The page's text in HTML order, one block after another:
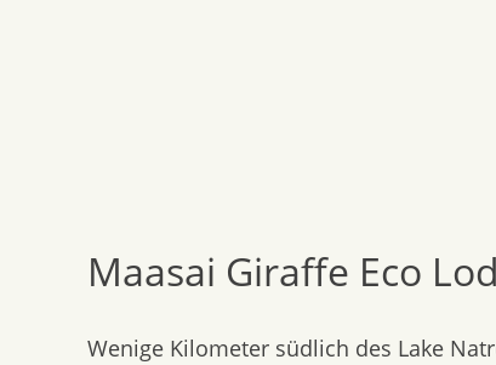
Maasai Giraffe Eco
Wenige Kilometer südlich des Lake